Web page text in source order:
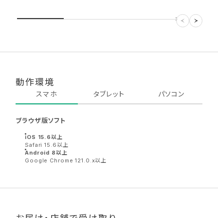
動作環境
スマホ タブレット パソコン
ブラウザ版ソフト
iOS 15.6以上
Safari 15.6以上
Android 8以上
Google Chrome 121.0.x以上